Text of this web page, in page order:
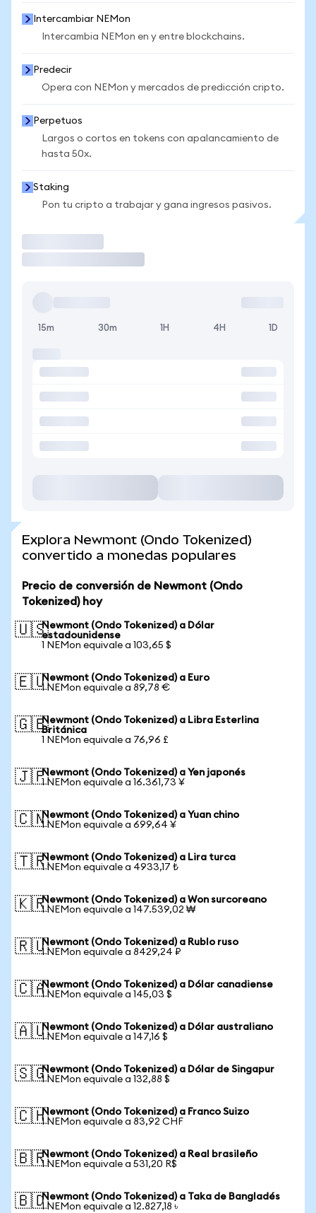
Intercambiar NEMon
Intercambia NEMon en y entre blockchains.
Predecir
Opera con NEMon y mercados de predicción cripto.
Perpetuos
Largos o cortos en tokens con apalancamiento de
hasta 50x.
Staking
Pon tu cripto a trabajar y gana ingresos pasivos.
15m 30m 1H 4H 1D
Explora Newmont (Ondo Tokenized)
convertido a monedas populares
Precio de conversión de Newmont (Ondo
Tokenized) hoy
🇺🇸Newmont (Ondo Tokenized) a Dólar
estadounidense
1 NEMon equivale a 103,65 $
🇪🇺Newmont (Ondo Tokenized) a Euro
1 NEMon equivale a 89,78 €
🇬🇧Newmont (Ondo Tokenized) a Libra Esterlina
Británica
1 NEMon equivale a 76,96 £
🇯🇵Newmont (Ondo Tokenized) a Yen japonés
1 NEMon equivale a 16.361,73 ¥
🇨🇳Newmont (Ondo Tokenized) a Yuan chino
1 NEMon equivale a 699,64 ¥
🇹🇷Newmont (Ondo Tokenized) a Lira turca
1 NEMon equivale a 4933,17 ₺
🇰🇷Newmont (Ondo Tokenized) a Won surcoreano
1 NEMon equivale a 147.539,02 ₩
🇷🇺Newmont (Ondo Tokenized) a Rublo ruso
1 NEMon equivale a 8429,24 ₽
🇨🇦Newmont (Ondo Tokenized) a Dólar canadiense
1 NEMon equivale a 145,03 $
🇦🇺Newmont (Ondo Tokenized) a Dólar australiano
1 NEMon equivale a 147,16 $
🇸🇬Newmont (Ondo Tokenized) a Dólar de Singapur
1 NEMon equivale a 132,88 $
🇨🇭Newmont (Ondo Tokenized) a Franco Suizo
1 NEMon equivale a 83,92 CHF
🇧🇷Newmont (Ondo Tokenized) a Real brasileño
1 NEMon equivale a 531,20 R$
🇧🇩Newmont (Ondo Tokenized) a Taka de Bangladés
1 NEMon equivale a 12.827,18 ৳